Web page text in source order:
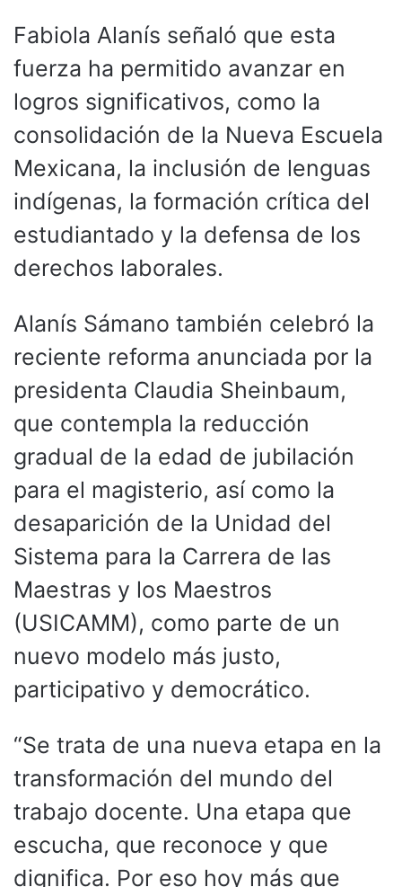
Fabiola Alanís señaló que esta
fuerza ha permitido avanzar en
logros significativos, como la
consolidación de la Nueva Escuela
Mexicana, la inclusión de lenguas
indígenas, la formación crítica del
estudiantado y la defensa de los
derechos laborales.
Alanís Sámano también celebró la
reciente reforma anunciada por la
presidenta Claudia Sheinbaum,
que contempla la reducción
gradual de la edad de jubilación
para el magisterio, así como la
desaparición de la Unidad del
Sistema para la Carrera de las
Maestras y los Maestros
(USICAMM), como parte de un
nuevo modelo más justo,
participativo y democrático.
“Se trata de una nueva etapa en la
transformación del mundo del
trabajo docente. Una etapa que
escucha, que reconoce y que
dignifica. Por eso hoy más que